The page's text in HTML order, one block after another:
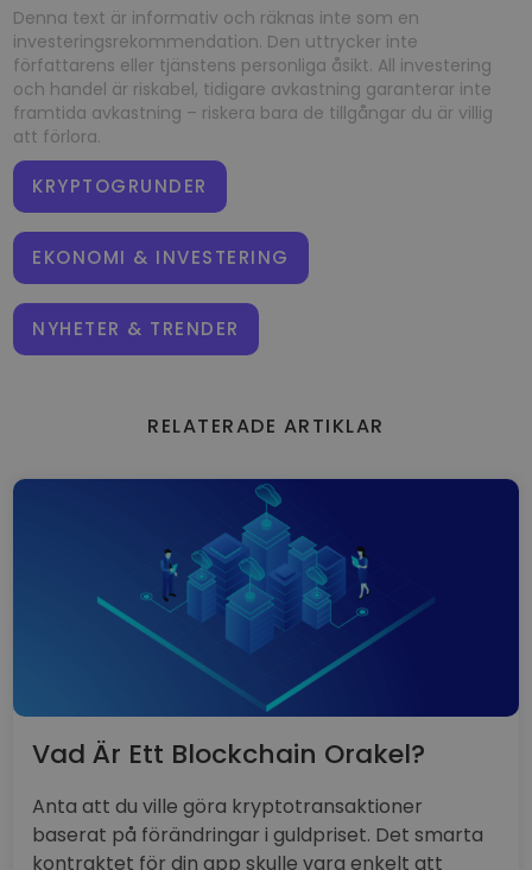
Denna text är informativ och räknas inte som en
investeringsrekommendation. Den uttrycker inte
författarens eller tjänstens personliga åsikt. All investering
och handel är riskabel, tidigare avkastning garanterar inte
framtida avkastning – riskera bara de tillgångar du är villig
att förlora.
KRYPTOGRUNDER
EKONOMI & INVESTERING
NYHETER & TRENDER
RELATERADE ARTIKLAR
Vad Är Ett Blockchain Orakel?
Anta att du ville göra kryptotransaktioner
baserat på förändringar i guldpriset. Det smarta
kontraktet för din app skulle vara enkelt att